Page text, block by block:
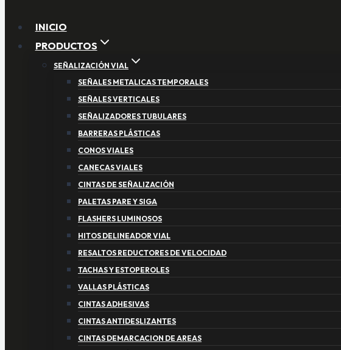
INICIO
PRODUCTOS
SEÑALIZACIÓN VIAL
SEÑALES METALICAS TEMPORALES
SEÑALES VERTICALES
SEÑALIZADORES TUBULARES
BARRERAS PLÁSTICAS
CONOS VIALES
CANECAS VIALES
CINTAS DE SEÑALIZACIÓN
PALETAS PARE Y SIGA
FLASHERS LUMINOSOS
HITOS DELINEADOR VIAL
RESALTOS REDUCTORES DE VELOCIDAD
TACHAS Y ESTOPEROLES
VALLAS PLÁSTICAS
CINTAS ADHESIVAS
CINTAS ANTIDESLIZANTES
CINTAS DEMARCACION DE AREAS